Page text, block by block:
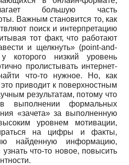
большую часть
Важным становится то, как
поиск и интерпретацию
тот факт, что работают
и щелкнуть» (point-and-
которого низкий уровень
пролистывать интернет-
что-то нужное. Но, как
приводит к поверхностным
результатам, потому что
выполнении формальных
«зачета» за выполненную
уровнем мотивации,
на цифры и факты,
найденную информацию,
что-то новое, повысить